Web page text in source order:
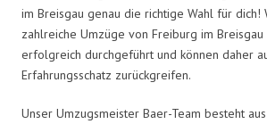
im Breisgau genau die richtige Wahl für dich!
zahlreiche Umzüge von Freiburg im Breisgau
erfolgreich durchgeführt und können daher
Erfahrungsschatz zurückgreifen.
Unser Umzugsmeister Baer-Team besteht